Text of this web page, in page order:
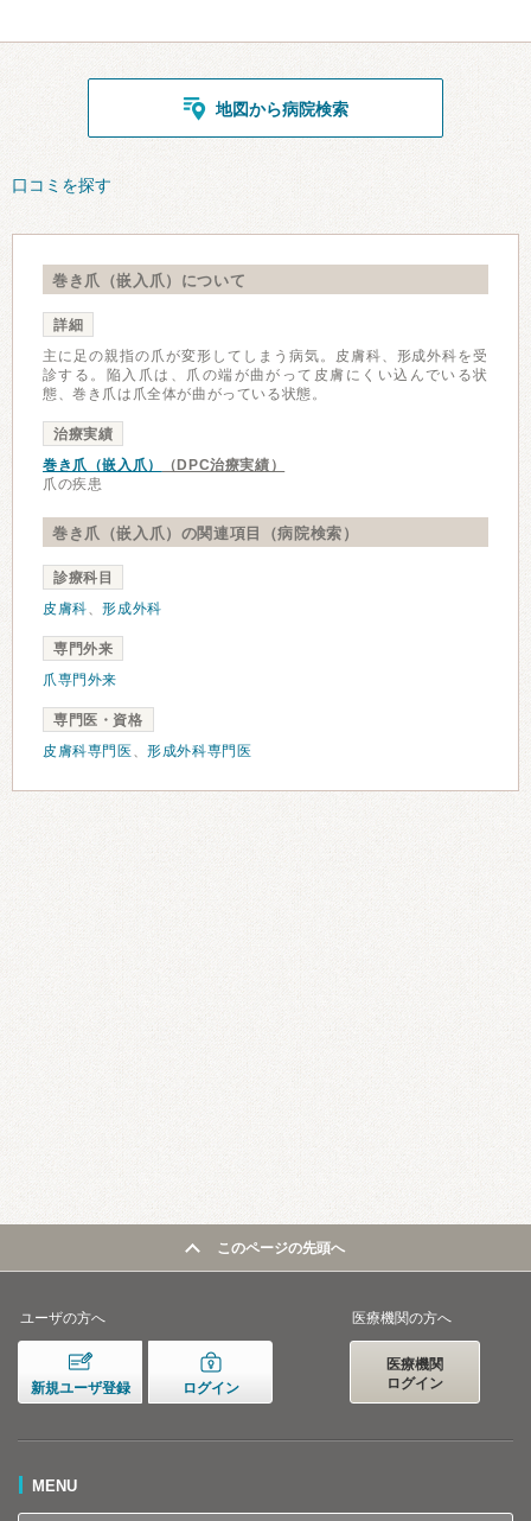
地図から病院検索
口コミを探す
巻き爪（嵌入爪）について
詳細
主に足の親指の爪が変形してしまう病気。皮膚科、形成外科を受
診する。陥入爪は、爪の端が曲がって皮膚にくい込んでいる状
態、巻き爪は爪全体が曲がっている状態。
治療実績
巻き爪（嵌入爪）
（DPC治療実績）
爪の疾患
巻き爪（嵌入爪）の関連項目（病院検索）
診療科目
皮膚科、形成外科
専門外来
爪専門外来
専門医・資格
皮膚科専門医 、形成外科専門医
このページの先頭へ
ユーザの方へ
新規ユーザ登録 ログイン
医療機関の方へ
医療機関
ログイン
MENU